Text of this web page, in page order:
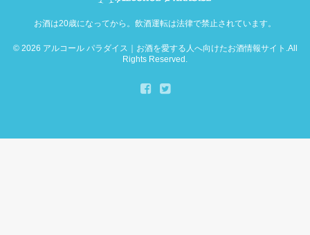
お酒は20歳になってから。飲酒運転は法律で禁止されています。
© 2026 アルコール パラダイス｜お酒を愛する人へ向けたお酒情報サイト .All
Rights Reserved.